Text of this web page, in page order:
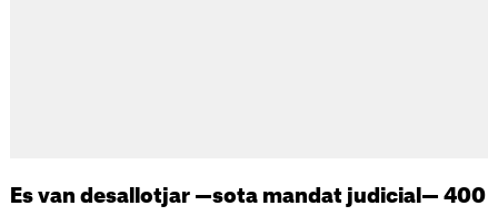
Es van desallotjar —sota mandat judicial— 400